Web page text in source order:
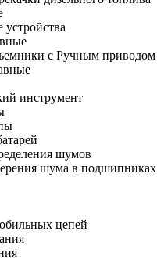
устройства
с Ручным приводом
инструмент
шумов
шума в подшипниках
цепей